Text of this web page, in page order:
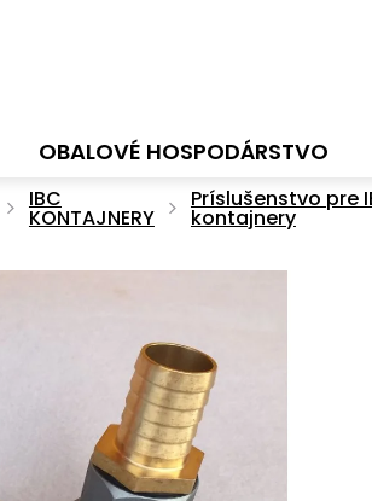
OBALOVÉ HOSPODÁRSTVO
IBC
KONTAJNERY
Príslušenstvo pre
kontajnery